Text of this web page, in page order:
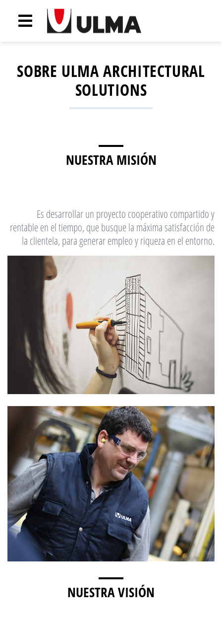
SOBRE ULMA ARCHITECTURAL
SOLUTIONS
NUESTRA MISIÓN
Es desarrollar un proyecto cooperativo compartido y
rentable en el tiempo, que busque la máxima satisfacción de
la clientela, para generar empleo y riqueza en el entorno.
NUESTRA VISIÓN